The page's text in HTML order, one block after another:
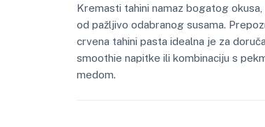
Kremasti tahini namaz bogatog
od pažljivo odabranog susama.
crvena tahini pasta idealna je za
smoothie napitke ili kombinaciju s
medom.